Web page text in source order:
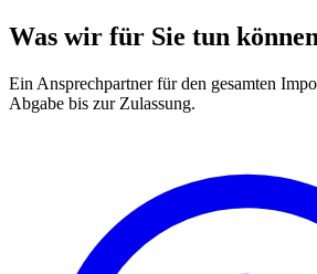
Was wir für Sie tun können
Ein Ansprechpartner für den gesamten
Abgabe bis zur Zulassung.